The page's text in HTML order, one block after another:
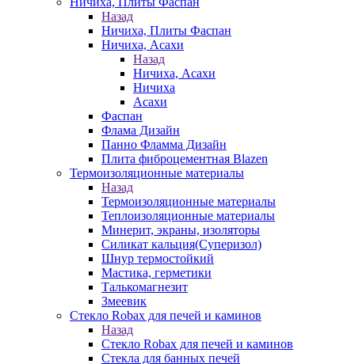
Назад
Ничиха, Плиты Фаспан
Ничиха, Асахи
Назад
Ничиха, Асахи
Ничиха
Асахи
Фаспан
Флама Дизайн
Панно Фламма Дизайн
Плита фиброцементная Blazen
Термоизоляционные материалы
Назад
Термоизоляционные материалы
Теплоизоляционные материалы
Минерит, экраны, изоляторы
Силикат кальция(Суперизол)
Шнур термостойкий
Мастика, герметики
Талькомагнезит
Змеевик
Стекло Robax для печей и каминов
Назад
Стекло Robax для печей и каминов
Стекла для банных печей